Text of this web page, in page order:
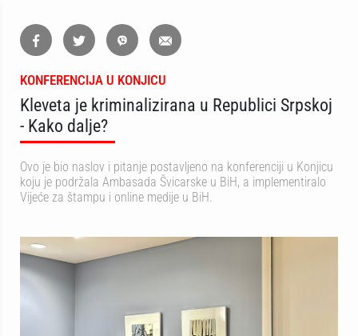
KONFERENCIJA U KONJICU
Kleveta je kriminalizirana u Republici Srpskoj
- Kako dalje?
Ovo je bio naslov i pitanje postavljeno na konferenciji u Konjicu
koju je podržala Ambasada Švicarske u BiH, a implementiralo
Vijeće za štampu i online medije u BiH.